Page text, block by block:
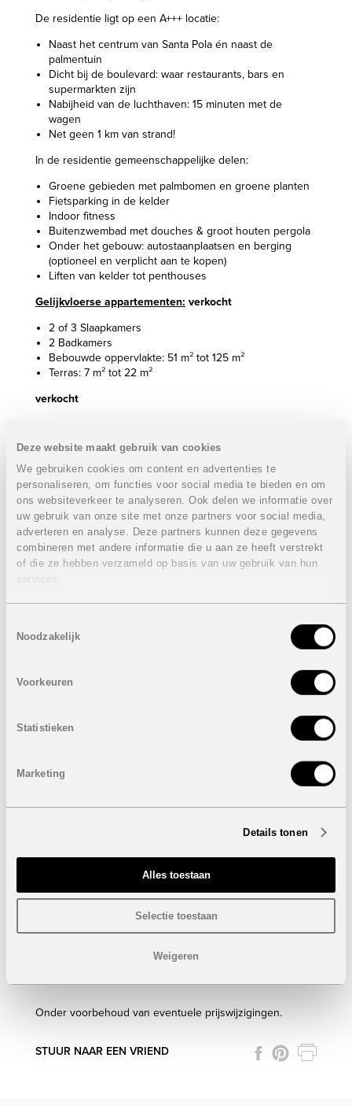
Deze website maakt gebruik van cookies
We gebruiken cookies om content en advertenties te
personaliseren, om functies voor social media te bieden en om
ons websiteverkeer te analyseren. Ook delen we informatie over
uw gebruik van onze site met onze partners voor social media,
adverteren en analyse. Deze partners kunnen deze gegevens
combineren met andere informatie die u aan ze heeft verstrekt
of die ze hebben verzameld op basis van uw gebruik van hun
services.
Noodzakelijk
Voorkeuren
Statistieken
Marketing
Details tonen
Alles toestaan
Selectie toestaan
Weigeren
De residentie ligt op een A+++ locatie:
Naast het centrum van Santa Pola én naast de
palmentuin
Dicht bij de boulevard: waar restaurants, bars en
supermarkten zijn
Nabijheid van de luchthaven: 15 minuten met de
wagen
Net geen 1 km van strand!
In de residentie gemeenschappelijke delen:
Groene gebieden met palmbomen en groene planten
Fietsparking in de kelder
Indoor fitness
Buitenzwembad met douches & groot houten pergola
Onder het gebouw: autostaanplaatsen en berging
(optioneel en verplicht aan te kopen)
Liften van kelder tot penthouses
Gelijkvloerse appartementen: verkocht
2 of 3 Slaapkamers
2 Badkamers
Bebouwde oppervlakte: 51 m² tot 125 m²
Terras: 7 m² tot 22 m²
verkocht
2 Slaapkamers
2 Badkamers
Bebouwde oppervlakte: 97 m²
Terras: 20 m²
Prijs:300.000 euro
Appartement op de tweede verdieping:
Bebouwde oppervlakte: 87 m²
Prijs:305.000 euro
Bebouwde oppervlakte: 74 m² tot 127 m²
verkocht
Pre- installatie:
Onder voorbehoud van eventuele prijswijzigingen.
STUUR NAAR EEN VRIEND